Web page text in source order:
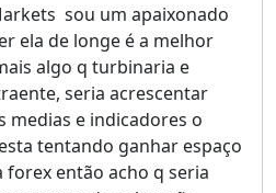
sou um apaixonado
ela de longe é a melhor
algo q turbinaria e
seria acrescentar
medias e indicadores o
tentando ganhar espaço
forex então acho q seria